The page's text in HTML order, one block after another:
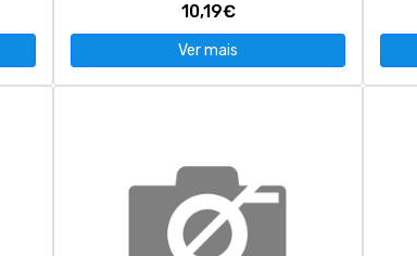
10,19€
Ver mais